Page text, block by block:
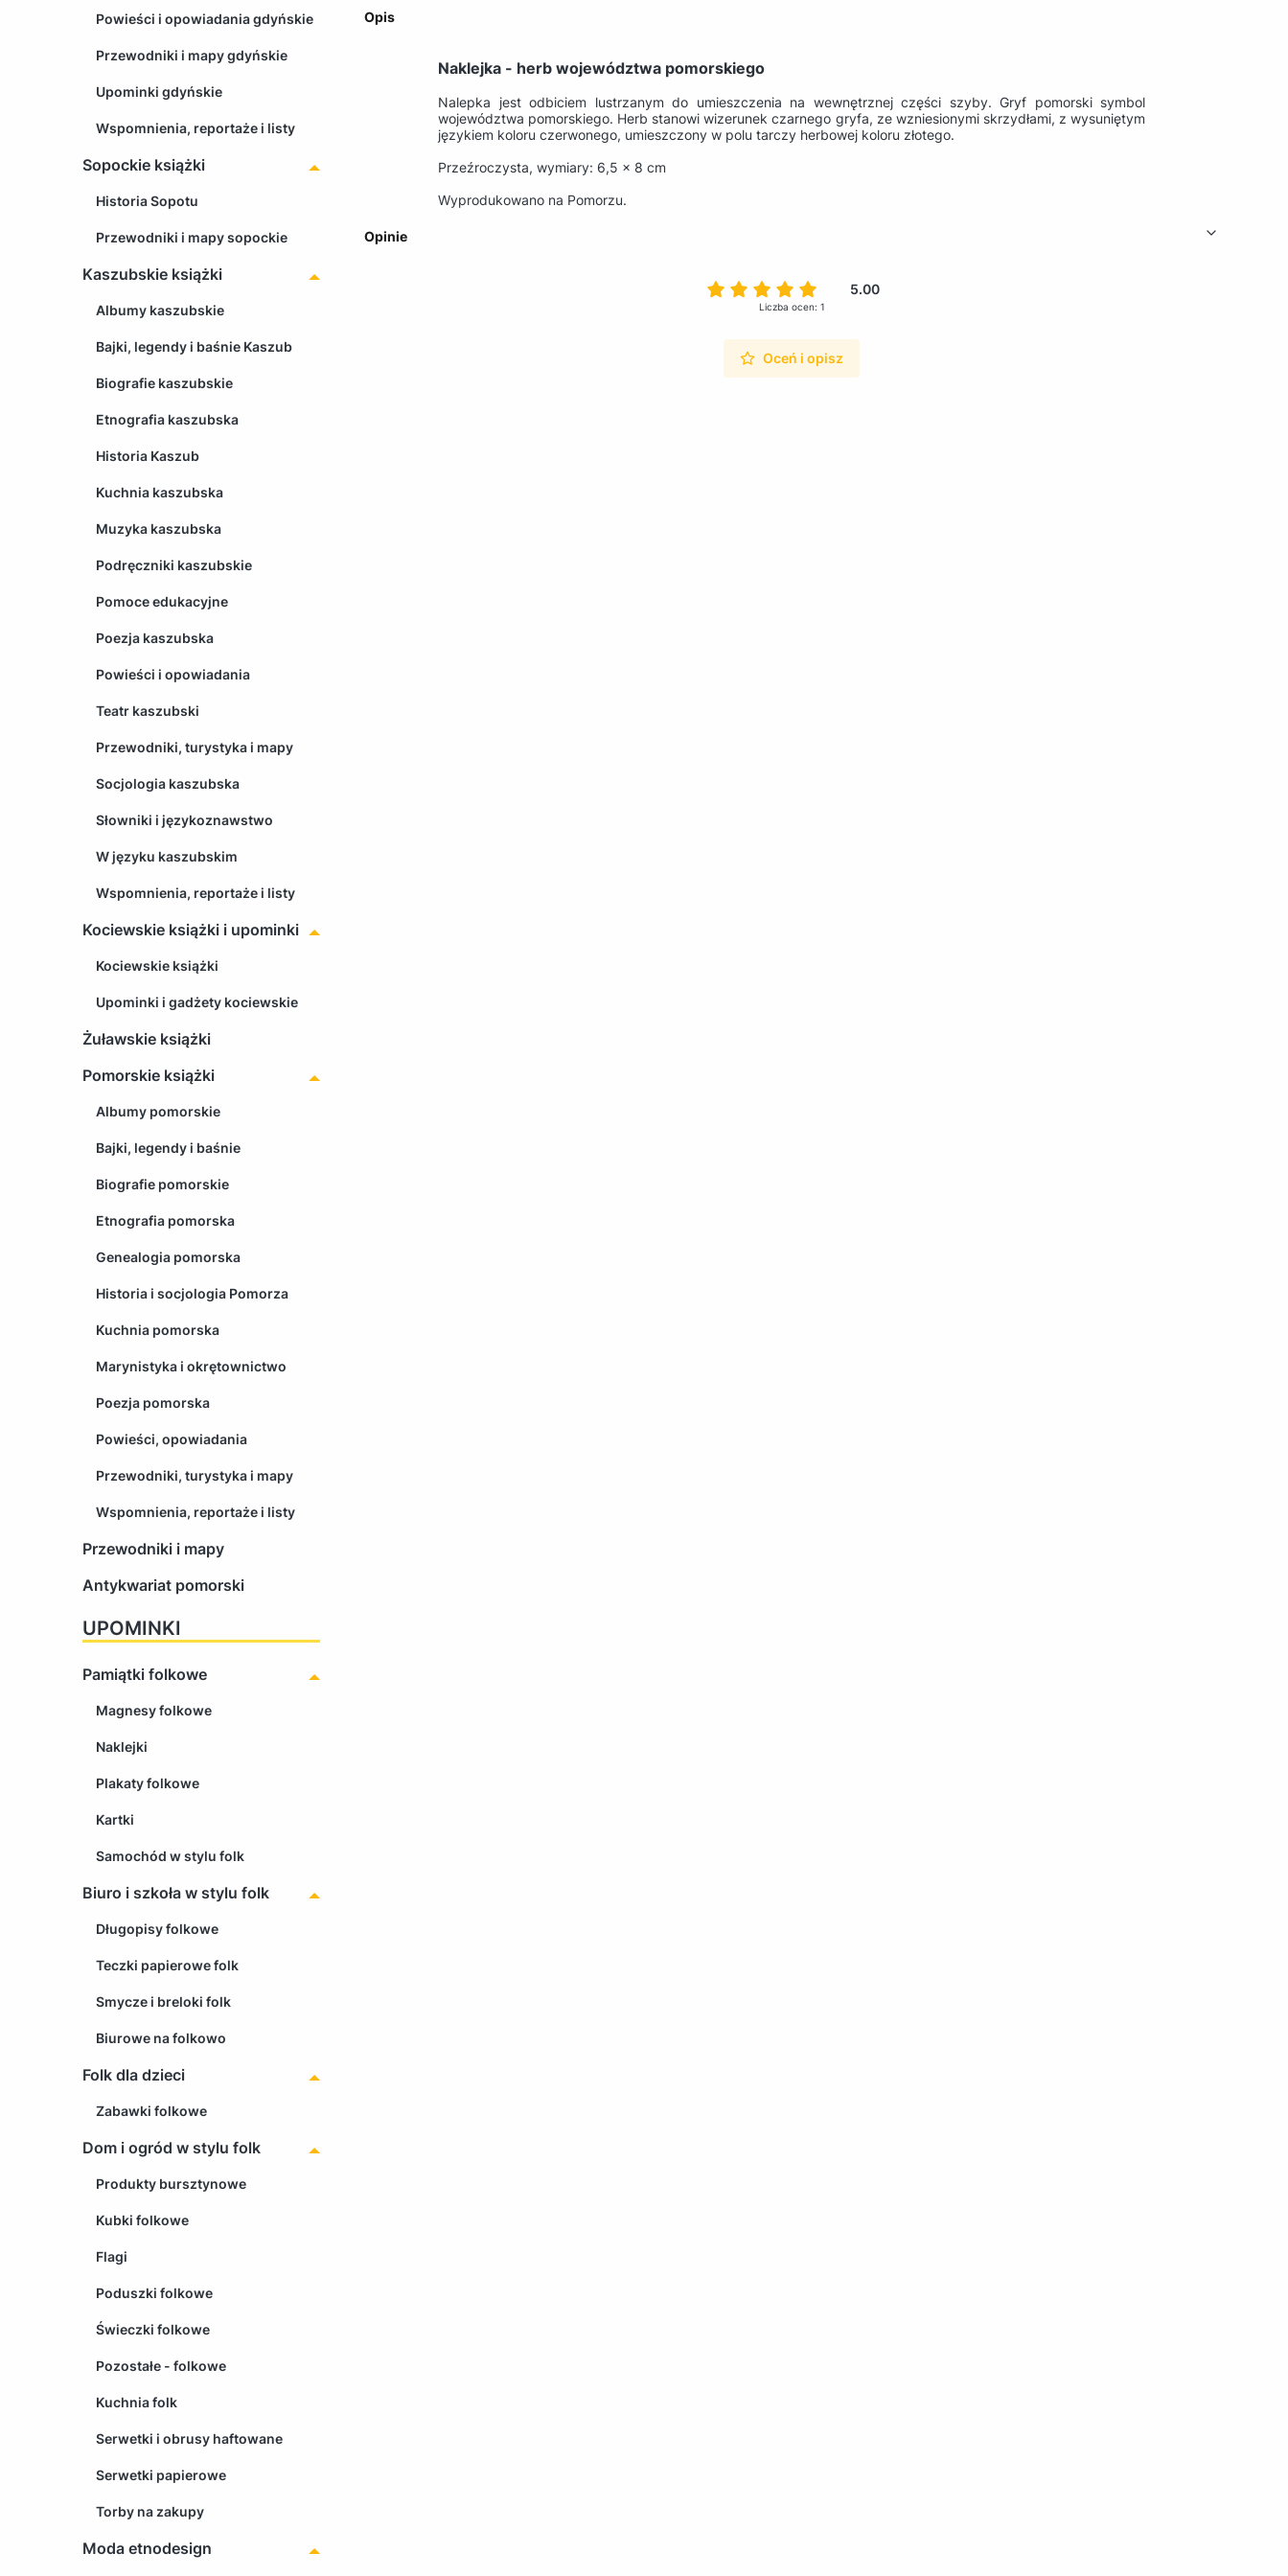
Powieści i opowiadania gdyńskie
Przewodniki i mapy gdyńskie
Upominki gdyńskie
Wspomnienia, reportaże i listy
Sopockie książki
Historia Sopotu
Przewodniki i mapy sopockie
Kaszubskie książki
Albumy kaszubskie
Bajki, legendy i baśnie Kaszub
Biografie kaszubskie
Etnografia kaszubska
Historia Kaszub
Kuchnia kaszubska
Muzyka kaszubska
Podręczniki kaszubskie
Pomoce edukacyjne
Poezja kaszubska
Powieści i opowiadania
Teatr kaszubski
Przewodniki, turystyka i mapy
Socjologia kaszubska
Słowniki i językoznawstwo
W języku kaszubskim
Wspomnienia, reportaże i listy
Kociewskie książki i upominki
Kociewskie książki
Upominki i gadżety kociewskie
Żuławskie książki
Pomorskie książki
Albumy pomorskie
Bajki, legendy i baśnie
Biografie pomorskie
Etnografia pomorska
Genealogia pomorska
Historia i socjologia Pomorza
Kuchnia pomorska
Marynistyka i okrętownictwo
Poezja pomorska
Powieści, opowiadania
Przewodniki, turystyka i mapy
Wspomnienia, reportaże i listy
Przewodniki i mapy
Antykwariat pomorski
UPOMINKI
Pamiątki folkowe
Magnesy folkowe
Naklejki
Plakaty folkowe
Kartki
Samochód w stylu folk
Biuro i szkoła w stylu folk
Długopisy folkowe
Teczki papierowe folk
Smycze i breloki folk
Biurowe na folkowo
Folk dla dzieci
Zabawki folkowe
Dom i ogród w stylu folk
Produkty bursztynowe
Kubki folkowe
Flagi
Poduszki folkowe
Świeczki folkowe
Pozostałe - folkowe
Kuchnia folk
Serwetki i obrusy haftowane
Serwetki papierowe
Torby na zakupy
Moda etnodesign
Opis
Naklejka - herb województwa pomorskiego
Nalepka jest odbiciem lustrzanym do umieszczenia na wewnętrznej części szyby. Gryf pomorski symbol
województwa pomorskiego. Herb stanowi wizerunek czarnego gryfa, ze wzniesionymi skrzydłami, z wysuniętym
językiem koloru czerwonego, umieszczony w polu tarczy herbowej koloru złotego.
Przeźroczysta, wymiary: 6,5 x 8 cm
Wyprodukowano na Pomorzu.
Opinie
5.00
Liczba ocen: 1
Oceń i opisz